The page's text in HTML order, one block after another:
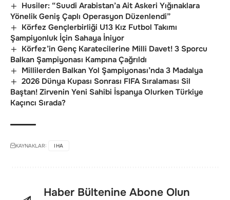
Husiler: “Suudi Arabistan’a Ait Askeri Yığınaklara
Yönelik Geniş Çaplı Operasyon Düzenlendi”
Körfez Gençlerbirliği U13 Kız Futbol Takımı
Şampiyonluk İçin Sahaya İniyor
Körfez’in Genç Karatecilerine Milli Davet! 3 Sporcu
Balkan Şampiyonası Kampına Çağrıldı
Millilerden Balkan Yol Şampiyonası’nda 3 Madalya
2026 Dünya Kupası Sonrası FIFA Sıralaması Sil
Baştan! Zirvenin Yeni Sahibi İspanya Olurken Türkiye
Kaçıncı Sırada?
KAYNAKLAR: IHA
Haber Bültenine Abone Olun